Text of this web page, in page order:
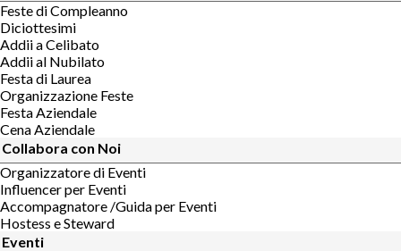
Feste di Compleanno
Diciottesimi
Addii a Celibato
Addii al Nubilato
Festa di Laurea
Organizzazione Feste
Festa Aziendale
Cena Aziendale
Collabora con Noi
Organizzatore di Eventi
Influencer per Eventi
Accompagnatore /Guida per Eventi
Hostess e Steward
Eventi